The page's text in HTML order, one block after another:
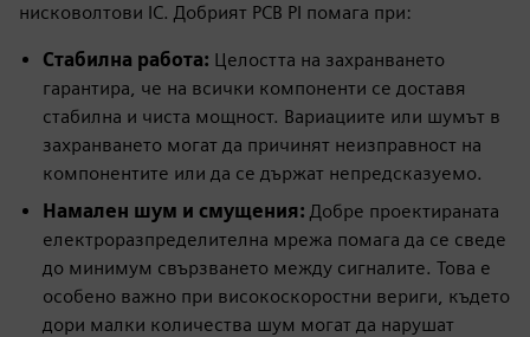
нисковолтови IC. Добрият PCB PI помага при:
Стабилна работа: Целостта на захранването
гарантира, че на всички компоненти се доставя
стабилна и чиста мощност. Вариациите или шумът в
захранването могат да причинят неизправност на
компонентите или да се държат непредсказуемо.
Намален шум и смущения: Добре проектираната
електроразпределителна мрежа помага да се сведе
до минимум свързването между сигналите. Това е
особено важно при високоскоростни вериги, където
дори малки количества шум могат да нарушат